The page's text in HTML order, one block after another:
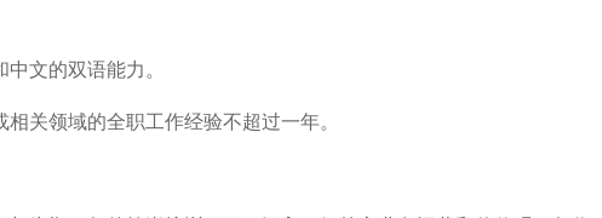
中文的双语能力。
相关领域的全职工作经验不超过一年。